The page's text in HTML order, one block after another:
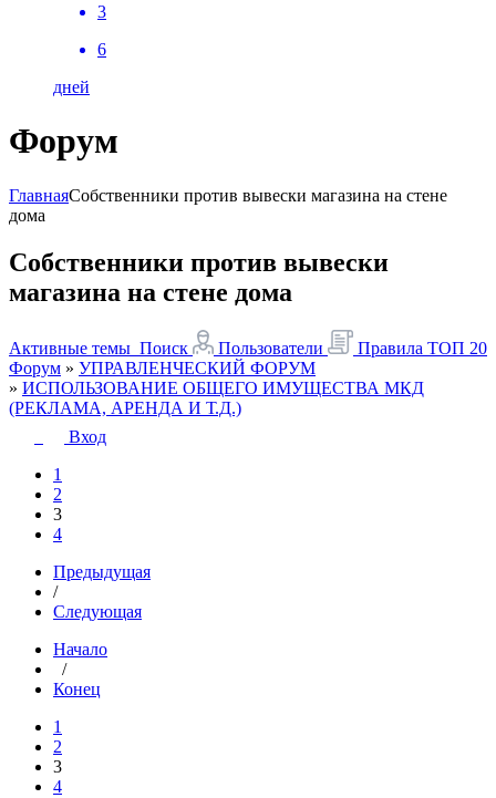
3
6
дней
Форум
ГлавнаяСобственники против вывески магазина на стене
дома
Собственники против вывески
магазина на стене дома
Активные темы Поиск Пользователи Правила ТОП 20
Форум » УПРАВЛЕНЧЕСКИЙ ФОРУМ
» ИСПОЛЬЗОВАНИЕ ОБЩЕГО ИМУЩЕСТВА МКД
(РЕКЛАМА, АРЕНДА И Т.Д.)
Вход
1
2
3
4
Предыдущая
/
Следующая
Начало
/
Конец
1
2
3
4